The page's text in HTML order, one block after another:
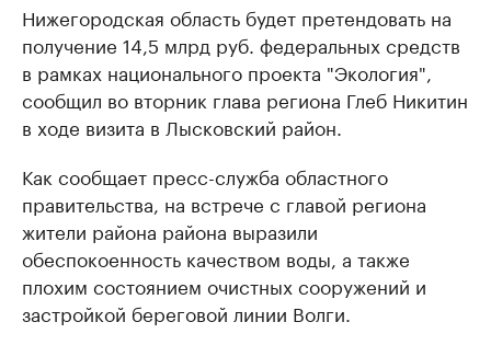
Нижегородская область будет претендовать на
получение 14,5 млрд руб. федеральных средств
в рамках национального проекта "Экология",
сообщил во вторник глава региона Глеб Никитин
в ходе визита в Лысковский район.
Как сообщает пресс-служба областного
правительства, на встрече с главой региона
жители района района выразили
обеспокоенность качеством воды, а также
плохим состоянием очистных сооружений и
застройкой береговой линии Волги.